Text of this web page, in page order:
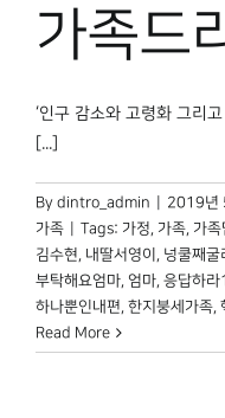
가족드
‘인구 감소와 고령화 그리
[...]
By dintro_admin 2019년
가족
Tags: 가정, 가족, 가족
김수현, 내딸서영이 , 넝쿨째굴
부탁해요엄마, 엄마, 응답하
하나뿐인내편, 한지붕세가족,
Read More